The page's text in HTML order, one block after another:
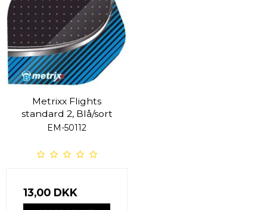
Metrixx Flights
standard 2, Blå/sort
EM-50112
13,00 DKK